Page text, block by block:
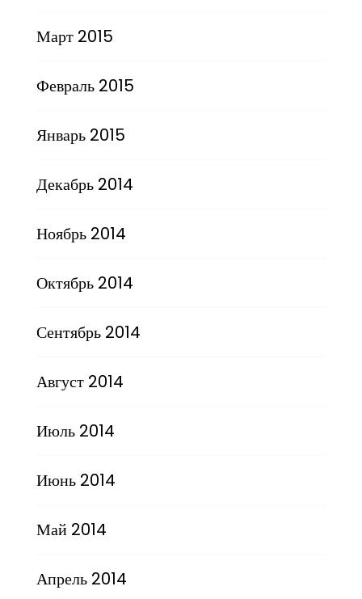
Март 2015
Февраль 2015
Январь 2015
Декабрь 2014
Ноябрь 2014
Октябрь 2014
Сентябрь 2014
Август 2014
Июль 2014
Июнь 2014
Май 2014
Апрель 2014